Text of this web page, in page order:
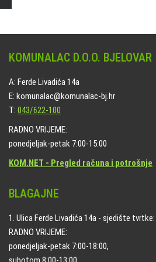
KOMUNALAC D.O.O. BJELOVAR
A: Ferde Livadića 14a
E: komunalac@komunalac-bj.hr
T: 043/622-100
RADNO VRIJEME:
ponedjeljak-petak 7:00-15:00
KOM.NET - Pregled računa i potrošnje
BLAGAJNE
1. Ulica Ferde Livadića 14a - sjedište tvrtke:
RADNO VRIJEME:
ponedjeljak-petak 7:00-18:00,